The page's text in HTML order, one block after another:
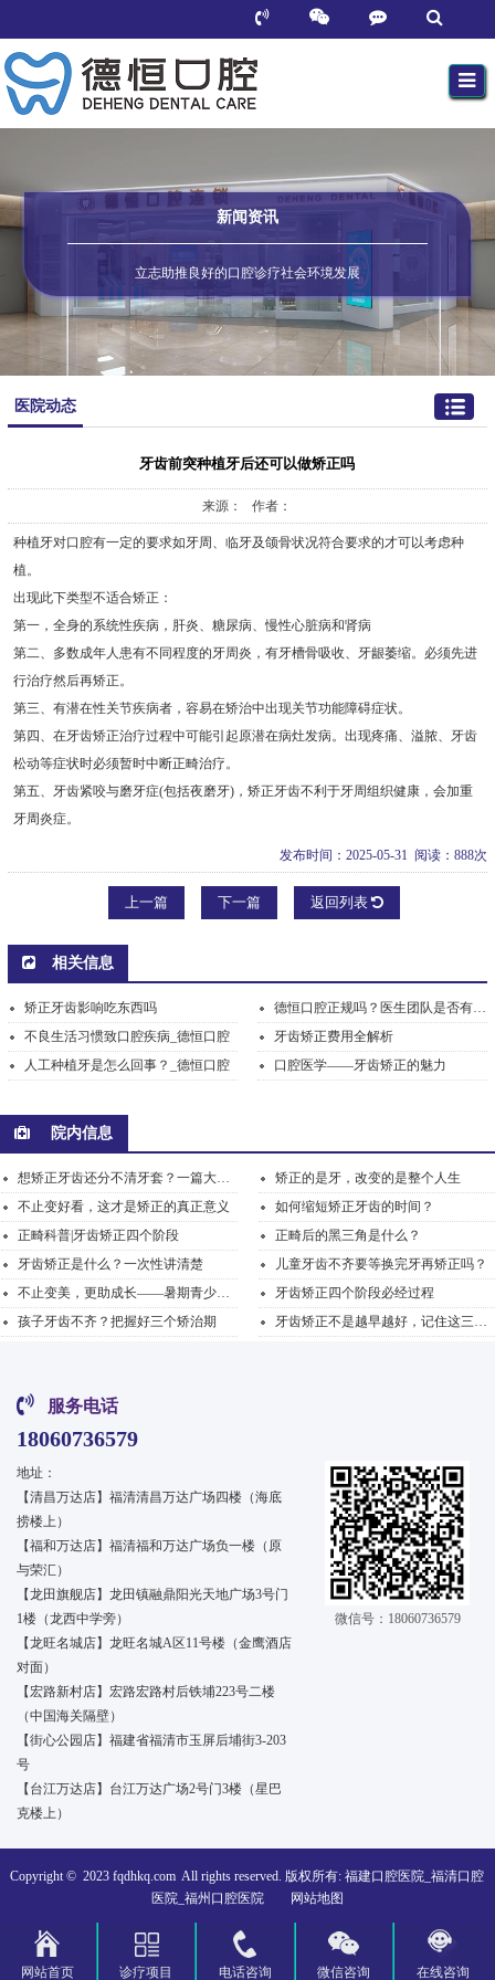
新闻资讯
立志助推良好的口腔诊疗社会环境发展
医院动态
牙齿前突种植牙后还可以做矫正吗
来源： 作者：
种植牙对口腔有一定的要求如牙周、临牙及颌骨状况符合要求的才可以考虑种
植。
出现此下类型不适合矫正：
第一，全身的系统性疾病，肝炎、糖尿病、慢性心脏病和肾病
第二、多数成年人患有不同程度的牙周炎，有牙槽骨吸收、牙龈萎缩。必须先进
行治疗然后再矫正。
第三、有潜在性关节疾病者，容易在矫治中出现关节功能障碍症状。
第四、在牙齿矫正治疗过程中可能引起原潜在病灶发病。出现疼痛、溢脓、牙齿
松动等症状时必须暂时中断正畸治疗。
第五、牙齿紧咬与磨牙症(包括夜磨牙)，矫正牙齿不利于牙周组织健康，会加重
牙周炎症。
发布时间：2025-05-31 阅读：888次
上一篇 下一篇 返回列表
相关信息
矫正牙齿影响吃东西吗
德恒口腔正规吗？医生团队是否有硕士、副主任医师？
不良生活习惯致口腔疾病_德恒口腔
牙齿矫正费用全解析
人工种植牙是怎么回事？_德恒口腔
口腔医学——牙齿矫正的魅力
院内信息
想矫正牙齿还分不清牙套？一篇大白话讲明白
矫正的是牙，改变的是整个人生
不止变好看，这才是矫正的真正意义
如何缩短矫正牙齿的时间？
正畸科普|牙齿矫正四个阶段
正畸后的黑三角是什么？
牙齿矫正是什么？一次性讲清楚
儿童牙齿不齐要等换完牙再矫正吗？
不止变美，更助成长——暑期青少年正畸，解锁牙齿蜕变...
牙齿矫正四个阶段必经过程
孩子牙齿不齐？把握好三个矫治期
牙齿矫正不是越早越好，记住这三个阶段的要点
服务电话
18060736579
地址：
【清昌万达店】福清清昌万达广场四楼（海底
捞楼上）
【福和万达店】福清福和万达广场负一楼（原
与荣汇）
【龙田旗舰店】龙田镇融鼎阳光天地广场3号门
1楼（龙西中学旁）
【龙旺名城店】龙旺名城A区11号楼（金鹰酒店
对面）
【宏路新村店】宏路宏路村后铁埔223号二楼
（中国海关隔壁）
【街心公园店】福建省福清市玉屏后埔街3-203
号
【台江万达店】台江万达广场2号门3楼（星巴
克楼上）
微信号：18060736579
Copyright © 2023fqdhkq.com All rights reserved. 版权所有: 福建口腔医院_福清口腔
医院_福州口腔医院
网站地图
网站首页 诊疗项目 电话咨询 微信咨询 在线咨询